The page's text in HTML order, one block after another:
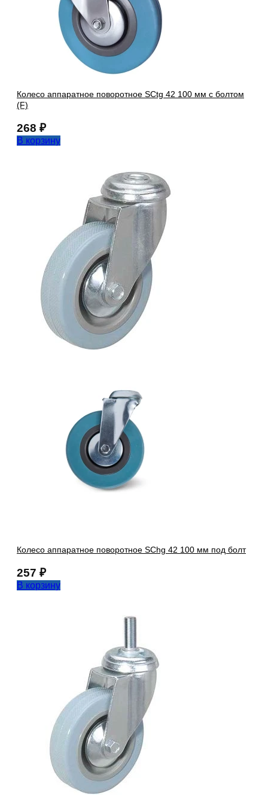
Колесо аппаратное поворотное SCtg 42 100 мм с болтом
(F)
268 ₽
В корзину
Колесо аппаратное поворотное SChg 42 100 мм под болт
257 ₽
В корзину